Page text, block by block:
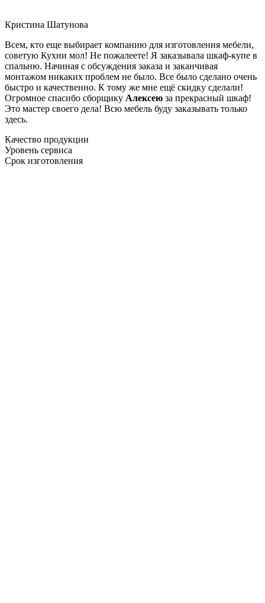
Кристина Шатунова
Всем, кто еще выбирает компанию для изготовления мебели,
советую Кухни мол! Не пожалеете! Я заказывала шкаф-купе в
спальню. Начиная с обсуждения заказа и заканчивая
монтажом никаких проблем не было. Все было сделано очень
быстро и качественно. К тому же мне ещё скидку сделали!
Огромное спасибо сборщику Алексею за прекрасный шкаф!
Это мастер своего дела! Всю мебель буду заказывать только
здесь.
Качество продукции
Уровень сервиса
Срок изготовления